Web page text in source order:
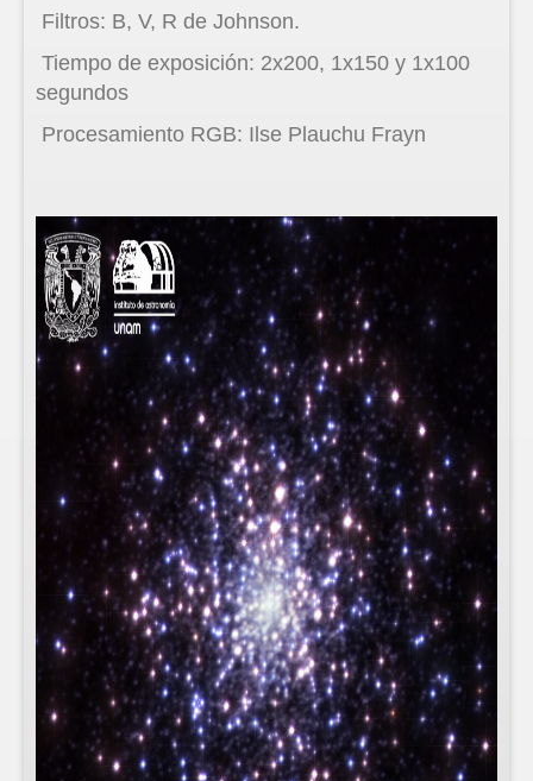
Filtros: B, V, R de Johnson.
Tiempo de exposición: 2x200, 1x150 y 1x100
segundos
Procesamiento RGB: Ilse Plauchu Frayn